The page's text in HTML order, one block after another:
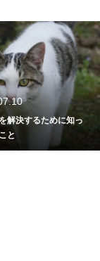
解決するために知っ
と